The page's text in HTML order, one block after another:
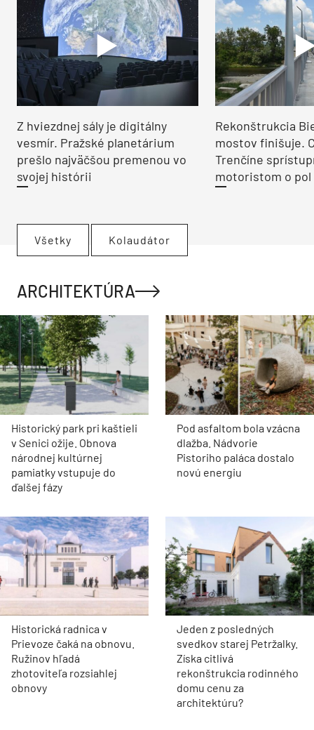
Z hviezdnej sály je digitálny
vesmír. Pražské planetárium
prešlo najväčšou premenou vo
svojej histórii
Rekonštrukcia
mostov finišuje.
Trenčíne
motoristom o pol
Všetky Kolaudátor
ARCHITEKTÚRA
Historický park pri kaštieli
v Senici ožije. Obnova
národnej kultúrnej
pamiatky vstupuje do
ďalšej fázy
Pod asfaltom bola vzácna
dlažba. Nádvorie
Pistoriho paláca dostalo
novú energiu
Historická radnica v
Prievoze čaká na obnovu.
Ružinov hľadá
zhotoviteľa rozsiahlej
obnovy
Jeden z posledných
svedkov starej Petržalky.
Získa citlivá
rekonštrukcia rodinného
domu cenu za
architektúru?